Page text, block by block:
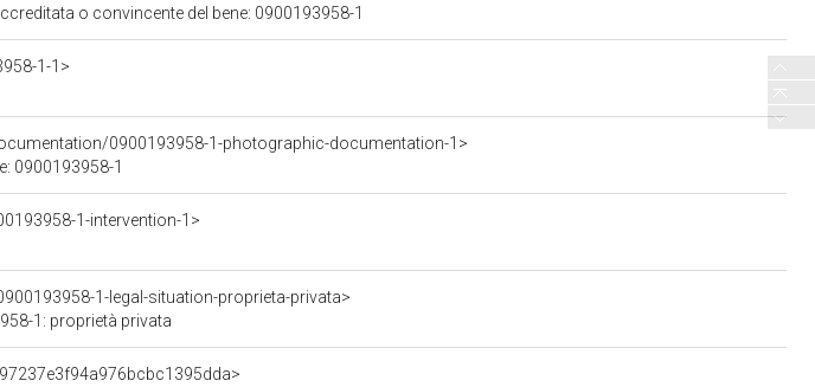
o convincente del bene: 0900193958-1
1-1>
0900193958-1-photographic-documentation-1>
0900193958-1
1-intervention-1>
1-legal-situation-proprieta-privata>
1: proprietà privata